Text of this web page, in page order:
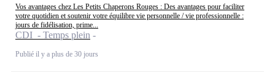
Vos avantages chez Les Petits Chaperons Rouges : Des avantages pour faciliter
votre quotidien et soutenir votre équilibre vie personnelle / vie professionnelle :
jours de fidélisation, prime...
CDI - Temps plein
Publié il y a plus de 30 jours